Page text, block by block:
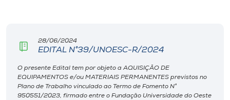
Museu
28/06/2024
EDITAL N°39/UNOESC-R/2024
O presente Edital tem por objeto a AQUISIÇÃO DE
EQUIPAMENTOS e/ou MATERIAIS PERMANENTES previstos no
Plano de Trabalho vinculado ao Termo de Fomento N°
950551/2023, firmado entre o Fundação Universidade do Oeste